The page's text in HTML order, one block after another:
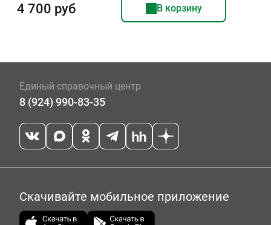
4 700 руб В корзину
Единый справочный центр
8 (924) 990-83-35
Скачивайте мобильное приложение